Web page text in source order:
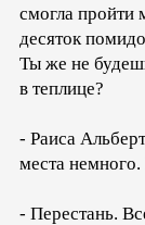
смогла пройти
десяток
Ты же не
в теплице?
- Раиса
места
- Перестань.